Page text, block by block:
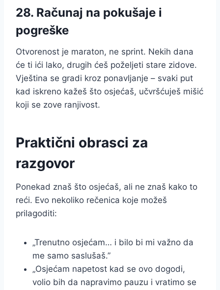
28. Računaj na pokušaje i
pogreške
Otvorenost je maraton, ne sprint. Nekih dana
će ti ići lako, drugih ćeš poželjeti stare zidove.
Vještina se gradi kroz ponavljanje – svaki put
kad iskreno kažeš što osjećaš, učvršćuješ mišić
koji se zove ranjivost.
Praktični obrasci za
razgovor
Ponekad znaš što osjećaš, ali ne znaš kako to
reći. Evo nekoliko rečenica koje možeš
prilagoditi:
„Trenutno osjećam… i bilo bi mi važno da
me samo saslušaš.”
„Osjećam napetost kad se ovo dogodi,
volio bih da napravimo pauzu i vratimo se